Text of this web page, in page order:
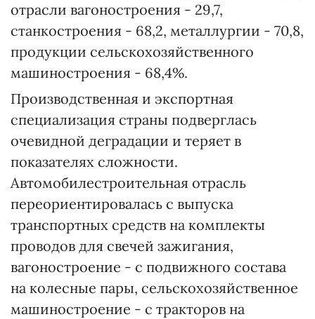
отрасли вагоностроения - 29,7,
станкостроения - 68,2, металлургии - 70,8,
продукции сельскохозяйственного
машиностроения - 68,4%.
Производственная и экспортная
специализация страны подверглась
очевидной деградации и теряет в
показателях сложности.
Автомобилестроительная отрасль
переориентировалась с выпуска
транспортных средств на комплекты
проводов для свечей зажигания,
вагоностроение - с подвижного состава
на колесные пары, сельскохозяйственное
машиностроение - с тракторов на